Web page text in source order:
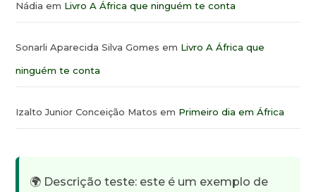
Nádia em Livro A África que ninguém te conta
Sonarli Aparecida Silva Gomes em Livro A África que
ninguém te conta
Izalto Junior Conceição Matos em Primeiro dia em África
🌍 Descrição teste: este é um exemplo de